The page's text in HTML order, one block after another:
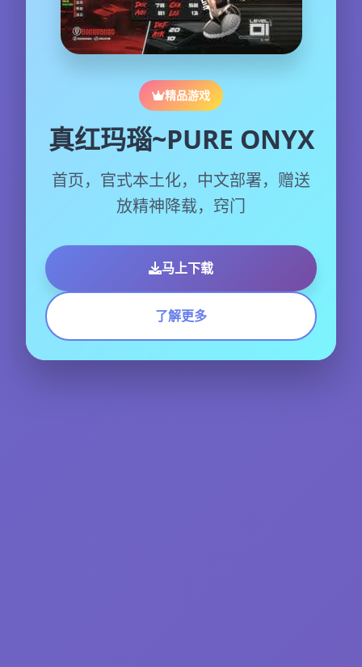
精品游戏
真红玛瑙~PURE ONYX
首页，官式本土化，中文部署，赠送
放精神降载，窍门
马上下载
了解更多